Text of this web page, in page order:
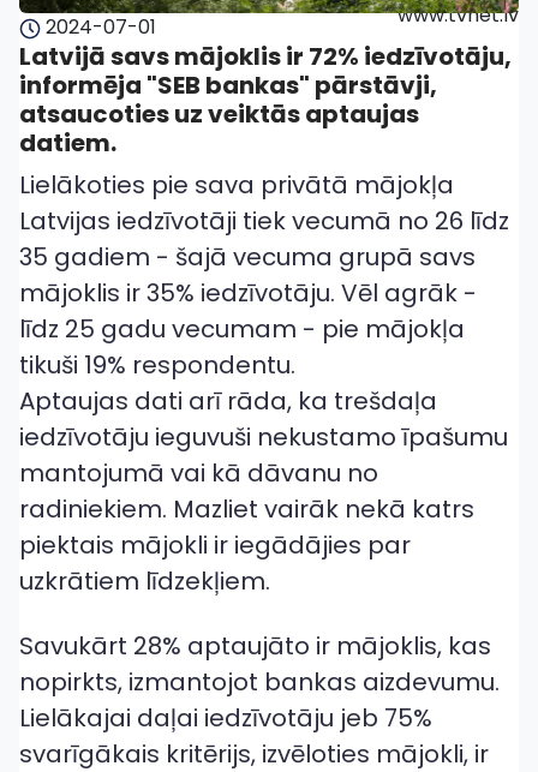
2024-07-01 www.tvnet.lv
Latvijā savs mājoklis ir 72% iedzīvotāju,
informēja "SEB bankas" pārstāvji,
atsaucoties uz veiktās aptaujas
datiem.
Lielākoties pie sava privātā mājokļa
Latvijas iedzīvotāji tiek vecumā no 26 līdz
35 gadiem - šajā vecuma grupā savs
mājoklis ir 35% iedzīvotāju. Vēl agrāk -
līdz 25 gadu vecumam - pie mājokļa
tikuši 19% respondentu.
Aptaujas dati arī rāda, ka trešdaļa
iedzīvotāju ieguvuši nekustamo īpašumu
mantojumā vai kā dāvanu no
radiniekiem. Mazliet vairāk nekā katrs
piektais mājokli ir iegādājies par
uzkrātiem līdzekļiem.
Savukārt 28% aptaujāto ir mājoklis, kas
nopirkts, izmantojot bankas aizdevumu.
Lielākajai daļai iedzīvotāju jeb 75%
svarīgākais kritērijs, izvēloties mājokli, ir